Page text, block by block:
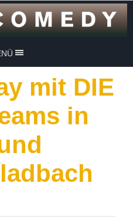
mit DIE
in